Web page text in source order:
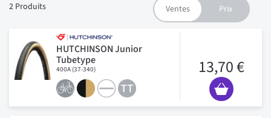
2 Produits
HUTCHINSON Junior
Tubetype
400A (37-340) 13,70 €